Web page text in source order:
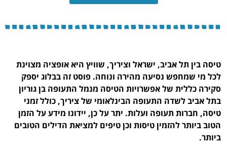
טיסה בין תל אביב, ישראל וציריך, שוויץ היא אופציה מצוינת
לכל מי שמחפש נסיעה מהירה ונוחה. פוסט זה בבלוג יספק
סקירה כללית של אפשרויות הטיסה מנמל התעופה בן גוריון
בתל אביב לשדה התעופה הבינלאומי של ציריך, כולל זמני
טיסה, חברות תעופה ועלות. יתר על כן, יידונו מידע על הזמן
הטוב ביותר להזמין טיסות וכן טיפים למציאת הדילים הטובים
ביותר.